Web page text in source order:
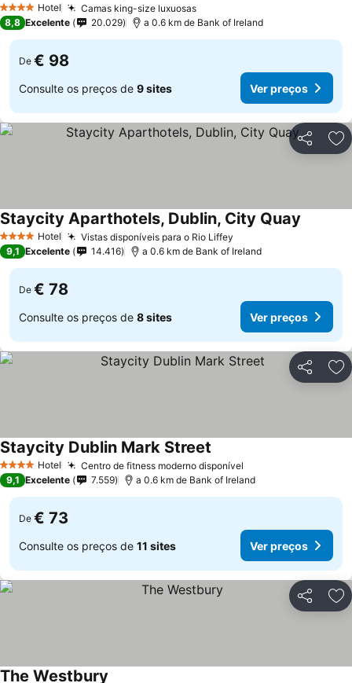
4 EstrelasHotel Camas king-size luxuosas
8,8 Excelente 20.029 a 0.6 km de Bank of Ireland
De € 98
Consulte os preços de 9 sites Ver preços
Partilhar
4 EstrelasHotel Vistas disponíveis para o Rio Liffey
Staycity Aparthotels, Dublin, City Quay
9,1 Excelente 14.416 a 0.6 km de Bank of Ireland
De € 78
Consulte os preços de 8 sites Ver preços
Partilhar
4 EstrelasHotel Centro de fitness moderno disponível
Staycity Dublin Mark Street
9,1 Excelente 7.559 a 0.6 km de Bank of Ireland
De € 73
Consulte os preços de 11 sites Ver preços
Partilhar
The Westbury